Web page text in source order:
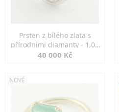
Prsten z bílého zlata s
přírodními diamanty - 1,00
ct
40 000 Kč
NOVÉ